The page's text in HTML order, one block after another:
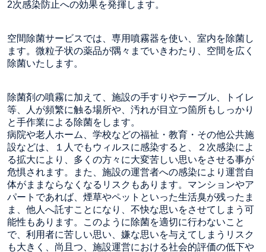
2次感染防止への効果を発揮します。
空間除菌サービスでは、専用噴霧器を使い、室内を除菌し
ます。微粒子状の薬品が隅々までいきわたり、空間を広く
除菌いたします。
除菌剤の噴霧に加えて、施設の手すりやテーブル、トイレ
等、人が頻繁に触る場所や、汚れが目立つ箇所もしっかり
と手作業による除菌をします。
病院や老人ホーム、学校などの福祉・教育・その他公共施
設などは、１人でもウィルスに感染すると、２次感染によ
る拡大により、多くの方々に大変苦しい思いをさせる事が
危惧されます。また、施設の運営者への感染により運営自
体がままならなくなるリスクもあります。マンションやア
パートであれば、煙草やペットといった生活臭が残ったま
ま、他人へ託すことになり、不快な思いをさせてしまう可
能性もあります。このように除菌を適切に行わないこと
で、利用者に苦しい思い、嫌な思いを与えてしまうリスク
も大きく、尚且つ、施設運営における社会的評価の低下や